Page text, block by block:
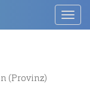
(Provinz)